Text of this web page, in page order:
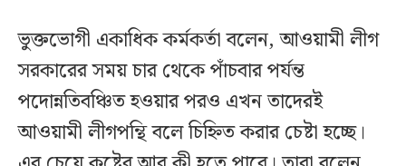
ভুক্তভোগী একাধিক কর্মকর্তা বলেন, আওয়ামী লীগ
সরকারের সময় চার থেকে পাঁচবার পর্যন্ত
পদোন্নতিবঞ্চিত হওয়ার পরও এখন তাদেরই
আওয়ামী লীগপন্থি বলে চিহ্নিত করার চেষ্টা হচ্ছে।